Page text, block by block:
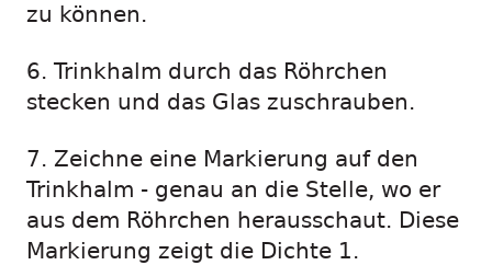
zu können.
6. Trinkhalm durch das Röhrchen
stecken und das Glas zuschrauben.
7. Zeichne eine Markierung auf den
Trinkhalm - genau an die Stelle, wo er
aus dem Röhrchen herausschaut. Diese
Markierung zeigt die Dichte 1.